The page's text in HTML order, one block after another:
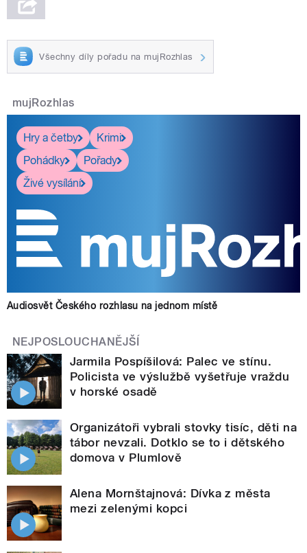
Všechny díly pořadu na mujRozhlas
mujRozhlas
Hry a četby
Krimi
Pohádky
Pořady
Živé vysílání
Audiosvět Českého rozhlasu na jednom místě
NEJPOSLOUCHANĚJŠÍ
Jarmila Pospíšilová: Palec ve stínu.
Policista ve výslužbě vyšetřuje vraždu
v horské osadě
Organizátoři vybrali stovky tisíc, děti na
tábor nevzali. Dotklo se to i dětského
domova v Plumlově
Alena Mornštajnová: Dívka z města
mezi zelenými kopci